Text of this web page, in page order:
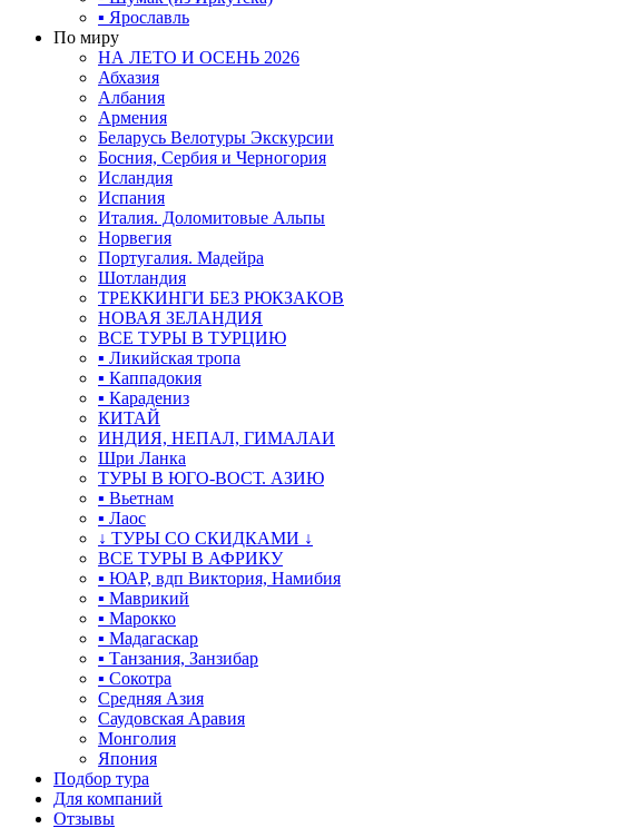
▪ Ярославль
По миру
НА ЛЕТО И ОСЕНЬ 2026
Абхазия
Албания
Армения
Беларусь Велотуры Экскурсии
Босния, Сербия и Черногория
Исландия
Испания
Италия. Доломитовые Альпы
Норвегия
Португалия. Мадейра
Шотландия
ТРЕККИНГИ БЕЗ РЮКЗАКОВ
НОВАЯ ЗЕЛАНДИЯ
ВСЕ ТУРЫ В ТУРЦИЮ
▪ Ликийская тропа
▪ Каппадокия
▪ Карадениз
КИТАЙ
ИНДИЯ, НЕПАЛ, ГИМАЛАИ
Шри Ланка
ТУРЫ В ЮГО-ВОСТ. АЗИЮ
▪ Вьетнам
▪ Лаос
↓ ТУРЫ СО СКИДКАМИ ↓
ВСЕ ТУРЫ В АФРИКУ
▪ ЮАР, вдп Виктория, Намибия
▪ Маврикий
▪ Марокко
▪ Мадагаскар
▪ Танзания, Занзибар
▪ Сокотра
Средняя Азия
Саудовская Аравия
Монголия
Япония
Подбор тура
Для компаний
Отзывы